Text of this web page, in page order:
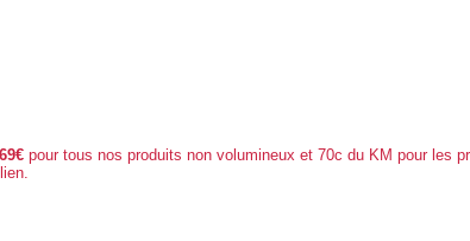
pour tous nos produits non volumineux et 70c du KM pour les